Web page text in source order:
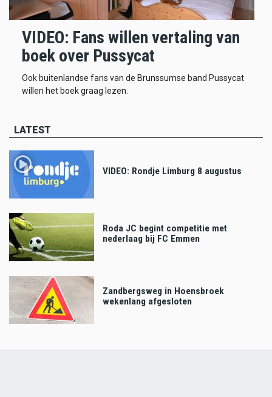
VIDEO: Fans willen vertaling van
boek over Pussycat
Ook buitenlandse fans van de Brunssumse band Pussycat
willen het boek graag lezen.
LATEST
VIDEO: Rondje Limburg 8 augustus
Roda JC begint competitie met
nederlaag bij FC Emmen
Zandbergsweg in Hoensbroek
wekenlang afgesloten